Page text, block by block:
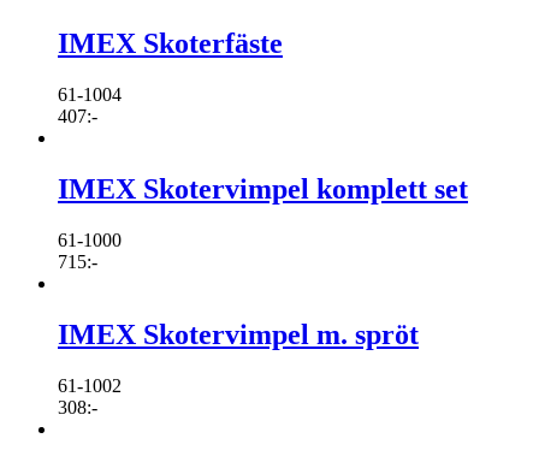
IMEX Skoterfäste
61-1004
407:-
IMEX Skotervimpel komplett set
61-1000
715:-
IMEX Skotervimpel m. spröt
61-1002
308:-